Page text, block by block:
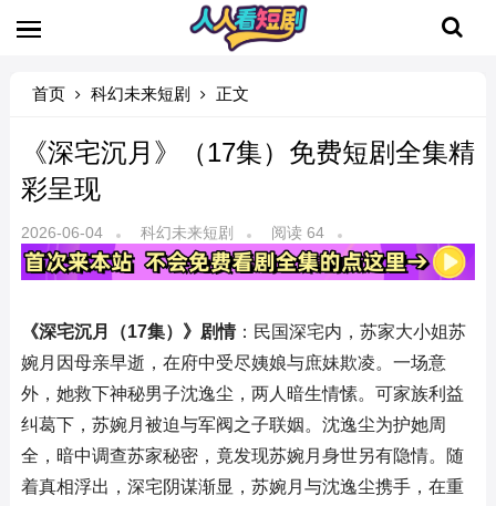
首页 科幻未来短剧 正文
《深宅沉月》（17集）免费短剧全集精
彩呈现
2026-06-04 科幻未来短剧 阅读 64
《深宅沉月（17集）》剧情：民国深宅内，苏家大小姐苏
婉月因母亲早逝，在府中受尽姨娘与庶妹欺凌。一场意
外，她救下神秘男子沈逸尘，两人暗生情愫。可家族利益
纠葛下，苏婉月被迫与军阀之子联姻。沈逸尘为护她周
全，暗中调查苏家秘密，竟发现苏婉月身世另有隐情。随
着真相浮出，深宅阴谋渐显，苏婉月与沈逸尘携手，在重